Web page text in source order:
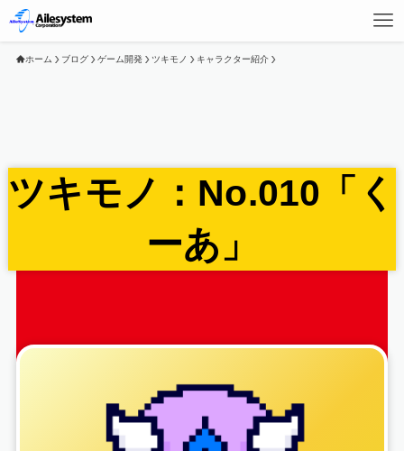
ホーム ブログ ゲーム開発 ツキモノ キャラクター紹介
ツキモノ：No.010「く
ーあ」